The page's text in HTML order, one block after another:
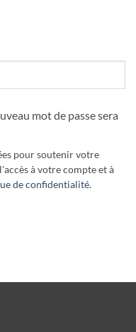
mot de passe sera
pour soutenir votre
à votre compte et à
de confidentialité.